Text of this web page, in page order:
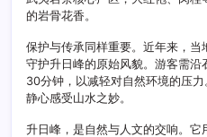
的岩骨花香。
保护与传承同样重要。近年来，当
守护升日峰的原始风貌。游客需
30分钟，以减轻对自然环境的压力
静心感受山水之妙。
升日峰，是自然与人文的交响。它